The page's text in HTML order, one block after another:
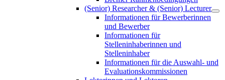
(Senior) Researcher & (Senior) Lecturer
Informationen für Bewerberinnen
und Bewerber
Informationen für
Stelleninhaberinnen und
Stelleninhaber
Informationen für die Auswahl- und
Evaluationskommissionen